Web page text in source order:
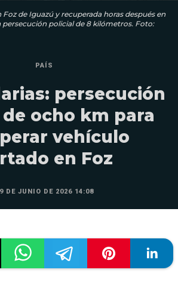
de Iguazú y recuperada horas después en
persecución policial de 8 kilómetros. Foto:
PAÍS
persecución
ocho km para
vehículo
en Foz
DE JUNIO DE 2026 14:08